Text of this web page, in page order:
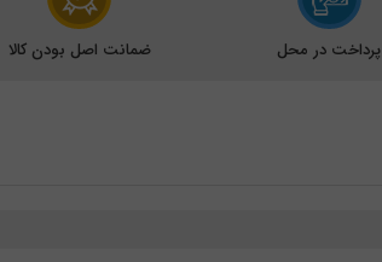
پرداخت در محل ضمانت اصل بودن کالا